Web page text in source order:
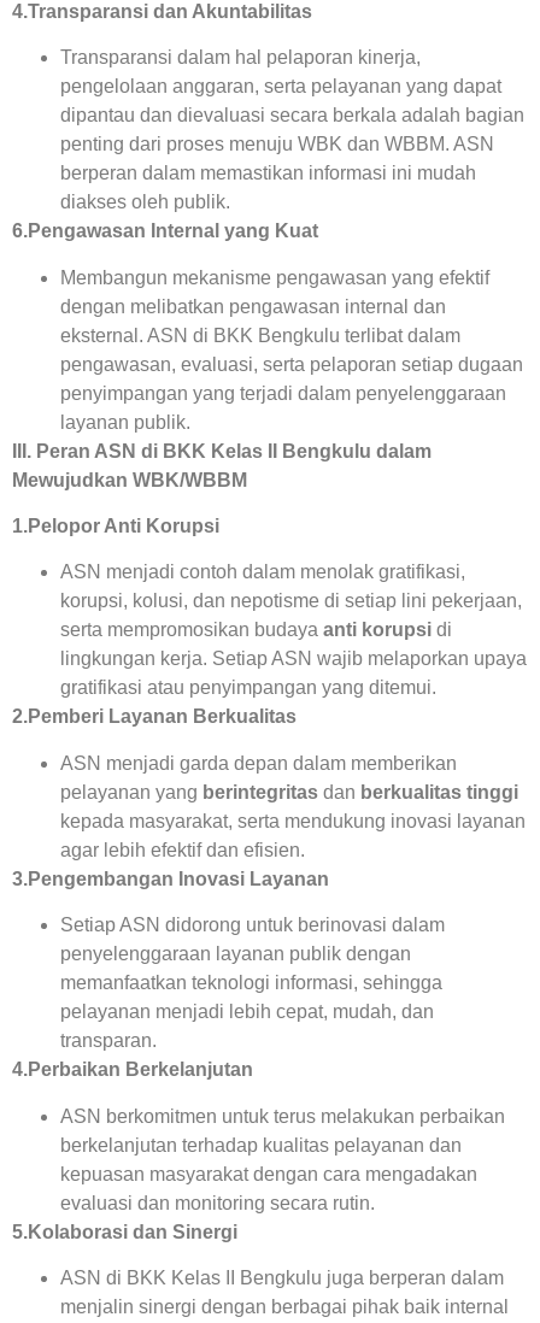
4.Transparansi dan Akuntabilitas
Transparansi dalam hal pelaporan kinerja,
pengelolaan anggaran, serta pelayanan yang dapat
dipantau dan dievaluasi secara berkala adalah bagian
penting dari proses menuju WBK dan WBBM. ASN
berperan dalam memastikan informasi ini mudah
diakses oleh publik.
6.Pengawasan Internal yang Kuat
Membangun mekanisme pengawasan yang efektif
dengan melibatkan pengawasan internal dan
eksternal. ASN di BKK Bengkulu terlibat dalam
pengawasan, evaluasi, serta pelaporan setiap dugaan
penyimpangan yang terjadi dalam penyelenggaraan
layanan publik.
III. Peran ASN di BKK Kelas II Bengkulu dalam
Mewujudkan WBK/WBBM
1.Pelopor Anti Korupsi
ASN menjadi contoh dalam menolak gratifikasi,
korupsi, kolusi, dan nepotisme di setiap lini pekerjaan,
serta mempromosikan budaya anti korupsi di
lingkungan kerja. Setiap ASN wajib melaporkan upaya
gratifikasi atau penyimpangan yang ditemui.
2.Pemberi Layanan Berkualitas
ASN menjadi garda depan dalam memberikan
pelayanan yang berintegritas dan berkualitas tinggi
kepada masyarakat, serta mendukung inovasi layanan
agar lebih efektif dan efisien.
3.Pengembangan Inovasi Layanan
Setiap ASN didorong untuk berinovasi dalam
penyelenggaraan layanan publik dengan
memanfaatkan teknologi informasi, sehingga
pelayanan menjadi lebih cepat, mudah, dan
transparan.
4.Perbaikan Berkelanjutan
ASN berkomitmen untuk terus melakukan perbaikan
berkelanjutan terhadap kualitas pelayanan dan
kepuasan masyarakat dengan cara mengadakan
evaluasi dan monitoring secara rutin.
5.Kolaborasi dan Sinergi
ASN di BKK Kelas II Bengkulu juga berperan dalam
menjalin sinergi dengan berbagai pihak baik internal